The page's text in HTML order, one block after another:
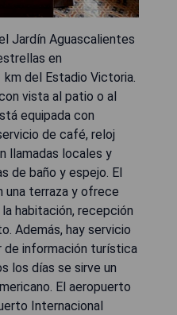
Jardín Aguascalientes
en
del Estadio Victoria.
vista al patio o al
equipada con
de café, reloj
llamadas locales y
de baño y espejo. El
una terraza y ofrece
habitación, recepción
Además, hay servicio
de información turística
los días se sirve un
El aeropuerto
Internacional